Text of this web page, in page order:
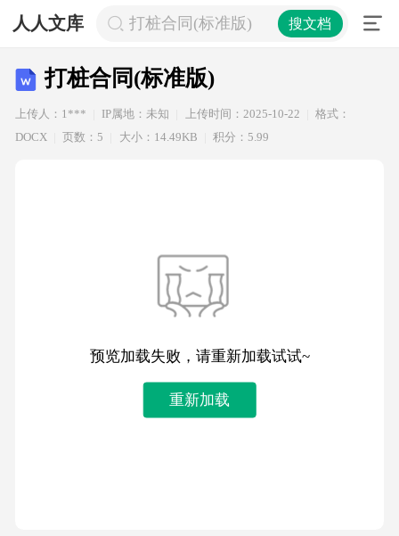
人人文库 打桩合同(标准版) 搜文档
打桩合同(标准版)
上传人：1*** IP属地：未知 上传时间：2025-10-22
格式：
DOCX
页数：5 大小：14.49KB 积分：5.99
预览加载失败，请重新加载试试~
重新加载